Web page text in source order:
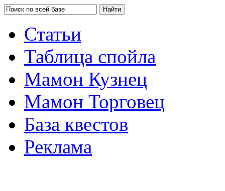
Статьи
Таблица спойла
Мамон Кузнец
Мамон Торговец
База квестов
Реклама